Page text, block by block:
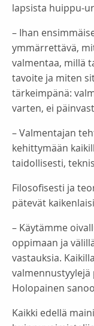
lapsista huippu-
– Ihan
ymmärrettävä,
valmentaa, millä
tavoite ja miten
tärkeimpänä:
varten, ei
– Valmentajan
kehittymään
taidollisesti,
Filosofisesti ja
pätevät
– Käytämme
oppimaan ja
vastauksia.
Holopainen
Kaikki edellä